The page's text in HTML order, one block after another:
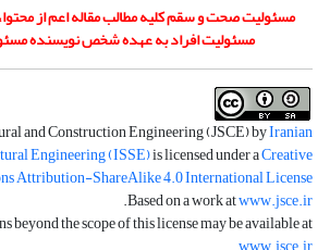
مسئولیت صحت و سقم کلیه مطالب مقاله اعم از
مسئولیت افراد به عهده شخص نویسنده
and Construction Engineering (JSCE) byIranian
Engineering (ISSE)is licensed under aCreative
Attribution-ShareAlike 4.0 International License
Based on a work atwww.jsce.ir
.
beyond the scope of this license may be available at